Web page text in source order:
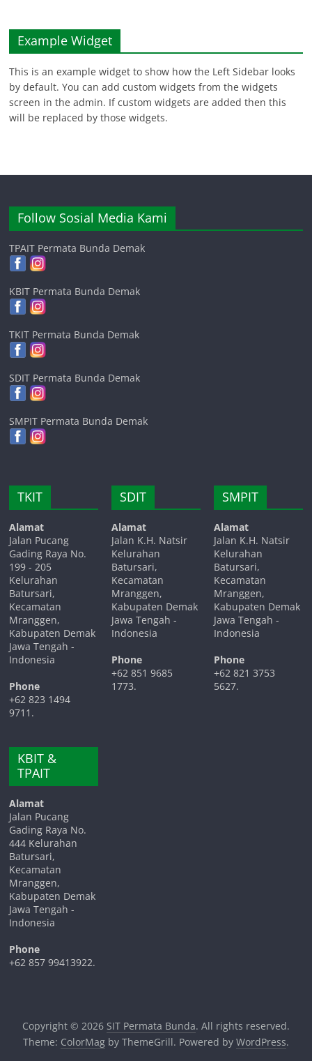
Example Widget
This is an example widget to show how the Left Sidebar looks
by default. You can add custom widgets from the widgets
screen in the admin. If custom widgets are added then this
will be replaced by those widgets.
Follow Sosial Media Kami
TPAIT Permata Bunda Demak
KBIT Permata Bunda Demak
TKIT Permata Bunda Demak
SDIT Permata Bunda Demak
SMPIT Permata Bunda Demak
TKIT
Alamat
Jalan Pucang
Gading Raya No.
199 - 205
Kelurahan
Batursari,
Kecamatan
Mranggen,
Kabupaten Demak
Jawa Tengah -
Indonesia
Phone
+62 823 1494
9711.
KBIT &
TPAIT
Alamat
Jalan Pucang
Gading Raya No.
444 Kelurahan
Batursari,
Kecamatan
Mranggen,
Kabupaten Demak
Jawa Tengah -
Indonesia
Phone
+62 857 99413922.
SDIT
Alamat
Jalan K.H. Natsir
Kelurahan
Batursari,
Kecamatan
Mranggen,
Kabupaten Demak
Jawa Tengah -
Indonesia
Phone
+62 851 9685
1773.
SMPIT
Alamat
Jalan K.H. Natsir
Kelurahan
Batursari,
Kecamatan
Mranggen,
Kabupaten Demak
Jawa Tengah -
Indonesia
Phone
+62 821 3753
5627.
Copyright © 2026 SIT Permata Bunda. All rights reserved.
Theme: ColorMagby ThemeGrill. Powered by WordPress.